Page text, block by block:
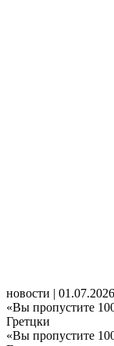
новости | 01.07.2026
«Вы пропустите
Гретцки
«Вы пропустите